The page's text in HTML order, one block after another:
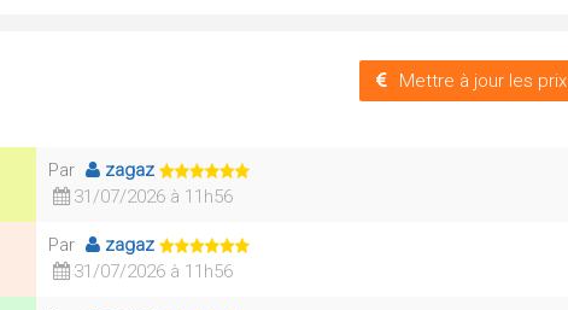
Mettre à jour les prix
Par
zagaz
31/07/2026 à 11h56
Par
zagaz
31/07/2026 à 11h56